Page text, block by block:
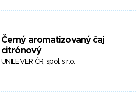
Černý aromatizovaný čaj
citrónový
UNILEVER ČR, spol. s r.o.